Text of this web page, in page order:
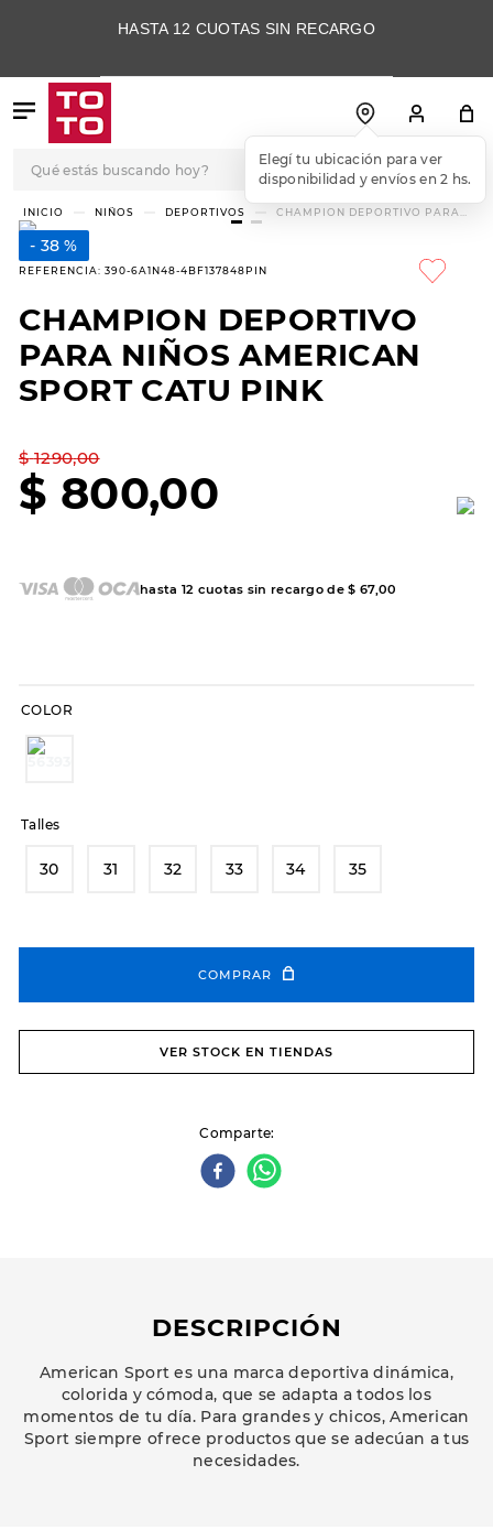
HASTA 12 CUOTAS SIN RECARGO
Elegí tu ubicación para ver
disponibilidad y envíos en 2 hs.
NIÑOS DEPORTIVOS
CHAMPION DEPORTIVO PARA
38 %
REFERENCIA: 390-6A1N48-4BF137848PIN
CHAMPION DEPORTIVO
PARA NIÑOS AMERICAN
SPORT CATU PINK
$ 1290,00
$ 800,00
hasta 12 cuotas sin recargo de$ 67, 00
COLOR
Talles
30 31 32 33 34 35
COMPRAR
VER STOCK EN TIENDAS
Comparte
DESCRIPCIÓN
American Sport es una marca deportiva dinámica,
colorida y cómoda, que se adapta a todos los
momentos de tu día. Para grandes y chicos, American
Sport siempre ofrece productos que se adecúan a tus
necesidades.
TÉRMINOS MÁS
BUSCADOS
1.
.
skechers slip-ins
4 .
championes